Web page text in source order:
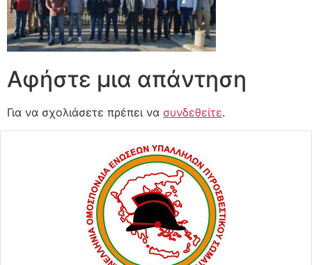
Αφήστε μια απάντηση
Για να σχολιάσετε πρέπει να συνδεθείτε.